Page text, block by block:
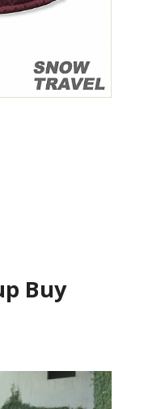
Buy